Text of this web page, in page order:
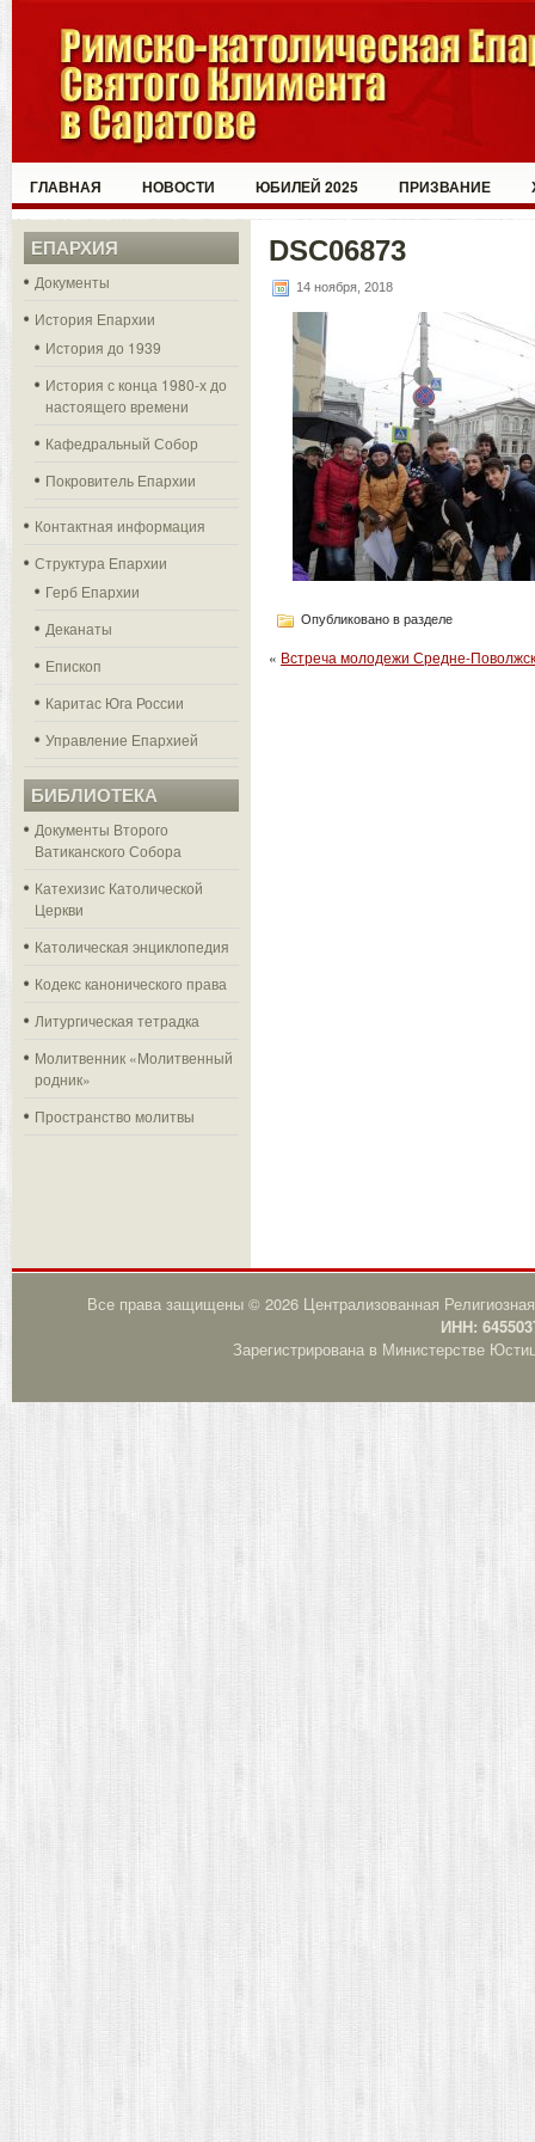
ГЛАВНАЯ НОВОСТИ ЮБИЛЕЙ 2025 ПРИЗВАНИЕ
ЕПАРХИЯ
Документы
История Епархии
История до 1939
История с конца 1980-х до
настоящего времени
Кафедральный Собор
Покровитель Епархии
Контактная информация
Структура Епархии
Герб Епархии
Деканаты
Епископ
Каритас Юга России
Управление Епархией
БИБЛИОТЕКА
Документы Второго
Ватиканского Собора
Катехизис Католической
Церкви
Католическая энциклопедия
Кодекс канонического права
Литургическая тетрадка
Молитвенник «Молитвенный
родник»
Пространство молитвы
DSC06873
14 ноября, 2018
Опубликовано в разделе
« Встреча молодежи Средне-
Все права защищены © 2026 Централизованная
ИНН:
Зарегистрирована в Министерстве